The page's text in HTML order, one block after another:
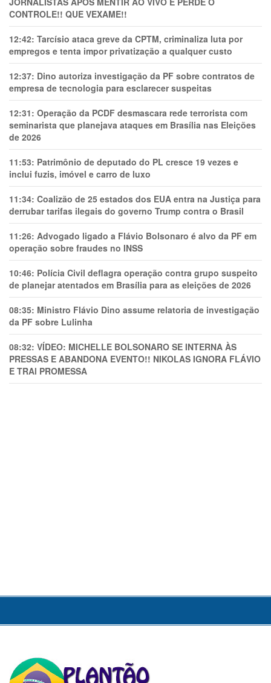
CONTROLE!! QUE VEXAME!!
12:42: Tarcísio ataca greve da CPTM, criminaliza luta por
empregos e tenta impor privatização a qualquer custo
12:37: Dino autoriza investigação da PF sobre contratos de
empresa de tecnologia para esclarecer suspeitas
12:31: Operação da PCDF desmascara rede terrorista com
seminarista que planejava ataques em Brasília nas Eleições
de 2026
11:53: Patrimônio de deputado do PL cresce 19 vezes e
inclui fuzis, imóvel e carro de luxo
11:34: Coalizão de 25 estados dos EUA entra na Justiça para
derrubar tarifas ilegais do governo Trump contra o Brasil
11:26: Advogado ligado a Flávio Bolsonaro é alvo da PF em
operação sobre fraudes no INSS
10:46: Polícia Civil deflagra operação contra grupo suspeito
de planejar atentados em Brasília para as eleições de 2026
08:35: Ministro Flávio Dino assume relatoria de investigação
da PF sobre Lulinha
08:32: VÍDEO: MICHELLE BOLSONARO SE INTERNA ÀS
PRESSAS E ABANDONA EVENTO!! NIKOLAS IGNORA FLÁVIO
E TRAl PROMESSA